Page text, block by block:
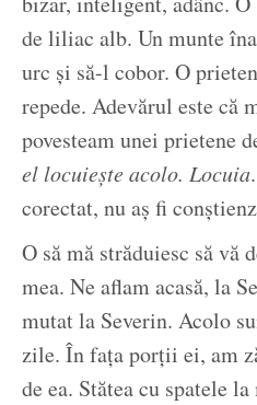
de liliac alb. Un munte
urc și să-l cobor. O
repede. Adevărul este că
povesteam unei prietene
el locuiește acolo. Locuia
corectat, nu aș fi
O să mă străduiesc să vă
mea. Ne aflam acasă, la
mutat la Severin. Acolo
zile. În fața porții ei, am
de ea. Stătea cu spatele